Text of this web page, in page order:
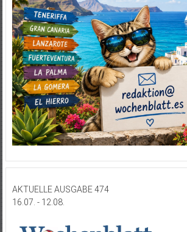
AKTUELLE AUSGABE 474
16.07. - 12.08.